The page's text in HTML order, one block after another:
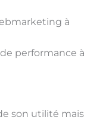
à
performance à
son utilité mais